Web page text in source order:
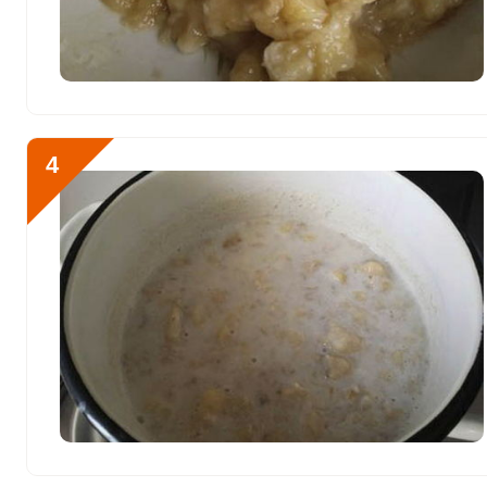
Марганец 3.3 мкг
Рубидий
Селен 28.6 мкг
Фтор
Хром 2.6 мкг
Цинк
Бор 316.2 мкг
Ванадий 1.8 мкг
4